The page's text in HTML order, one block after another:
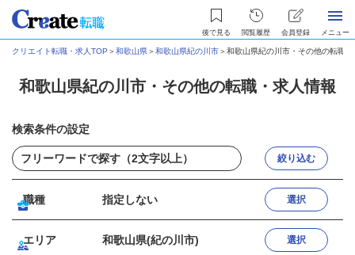
後で見る 閲覧履歴 会員登録 メニュー
クリエイト転職・求人TOP ＞和歌山県＞和歌山県紀の川市＞和歌山県紀の川市・その他の転職
和歌山県紀の川市・その他の転職・求人情報
検索条件の設定
絞り込む
職種 指定しない 選択
エリア 和歌山県(紀の川市) 選択